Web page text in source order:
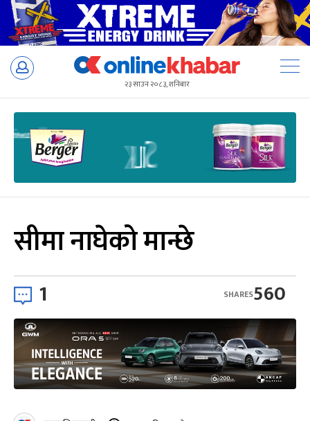
Skip
२३ साउन २०८३, शनिबार
सीमा नाघेको मान्छे
1 560
SHARES